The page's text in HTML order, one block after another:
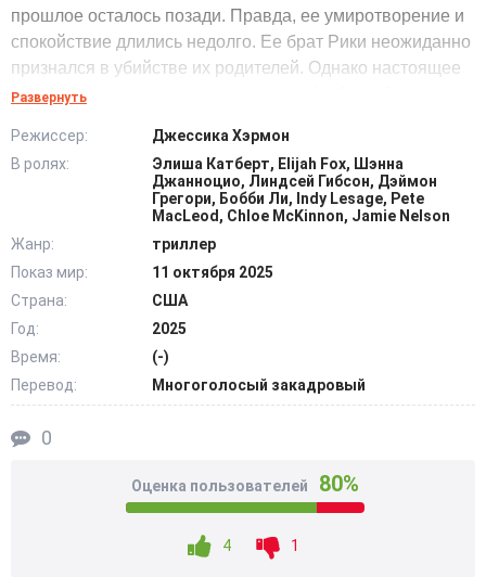
прошлое осталось позади. Правда, ее умиротворение и
спокойствие длились недолго. Ее брат Рики неожиданно
признался в убийстве их родителей. Однако настоящее
испытание для нее началось позже. Чтобы избежать
к этому леденящему душу поступку. Он называет ее
своей сообщницей и помощницей в жестокой расправе
над мучителями. В одно мгновенье девушка перестает
быть жертвой домашнего насилия и становится главной
подозреваемой в убийстве. Ее ждет публичный
судебный ад. Но она должна взять себя в руки и
собраться силами, чтобы пройти его. Ей в одиночку
придется доказывать свою невиновность и отстаивать
честное имя. И, возможно, это поможет ей наконец-то
победить тех монстров, что преследуют ее всю жизнь.
@Filmix.fan
Развернуть
Режиссер:
Джессика Хэрмон
В ролях:
Элиша Катберт, Elijah Fox, Шэнна
Джанноцио, Линдсей Гибсон, Дэймон
Грегори, Бобби Ли, Indy Lesage, Pete
MacLeod, Chloe McKinnon, Jamie Nelson
Жанр:
триллер
Показ мир:
11 октября 2025
Страна:
США
Год:
2025
Время:
(-)
Перевод:
Многоголосый закадровый
0
Оценка пользователей 80%
4 1